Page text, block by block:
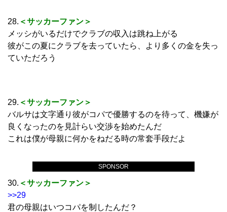
SPONSOR
28. ＜サッカーファン＞
メッシがいるだけでクラブの収入は跳ね上がる
彼がこの夏にクラブを去っていたら、より多くの金を失っ
ていただろう
29. ＜サッカーファン＞
バルサは文字通り彼がコパで優勝するのを待って、機嫌が
良くなったのを見計らい交渉を始めたんだ
これは僕が母親に何かをねだる時の常套手段だよ
30. ＜サッカーファン＞
>>29
君の母親はいつコパを制したんだ？